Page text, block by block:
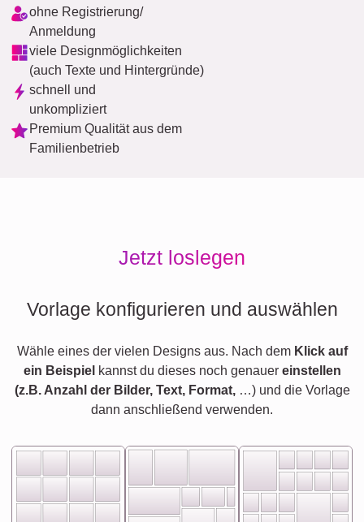
ohne Registrierung/
Anmeldung
viele Designmöglichkeiten
(auch Texte und Hintergründe)
schnell und
unkompliziert
Premium Qualität aus dem
Familienbetrieb
Jetzt loslegen
Vorlage konfigurieren und auswählen
Wähle eines der vielen Designs aus. Nach dem Klick auf
ein Beispiel kannst du dieses noch genauer einstellen
(z.B. Anzahl der Bilder, Text, Format,…) und die Vorlage
dann anschließend verwenden.